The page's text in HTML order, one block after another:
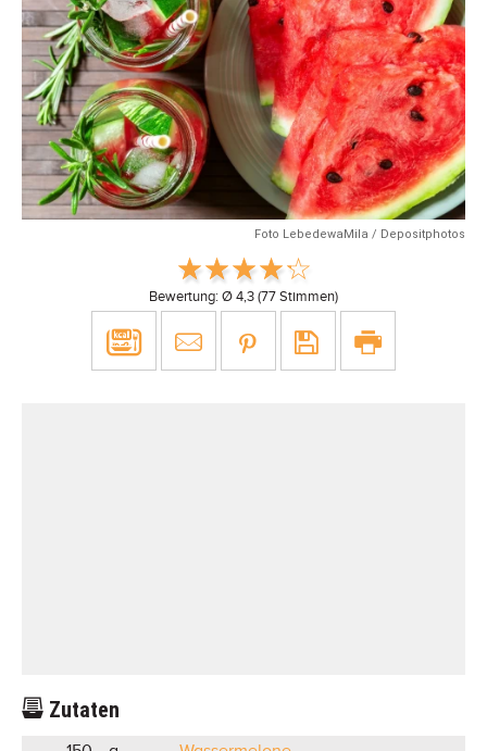
Foto LebedewaMila / Depositphotos
Bewertung: Ø 4,3 (77 Stimmen)
Zutaten